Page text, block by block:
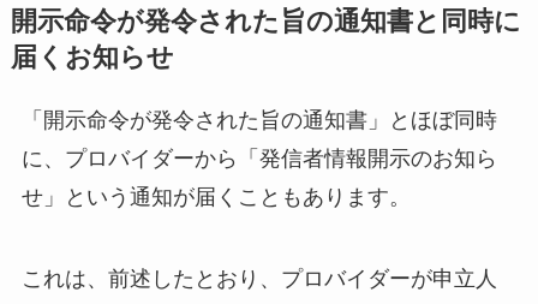
開示命令が発令された旨の通知書と同時に
届くお知らせ
「開示命令が発令された旨の通知書」とほぼ同時
に、プロバイダーから「発信者情報開示のお知ら
せ」という通知が届くこともあります。
これは、前述したとおり、プロバイダーが申立人